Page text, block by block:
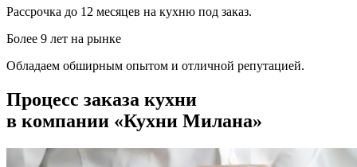
Рассрочка до 12 месяцев на кухню под заказ.
Более 9 лет на рынке
Обладаем обширным опытом и отличной репутацией.
Процесс заказа кухни
в компании «Кухни Милана»